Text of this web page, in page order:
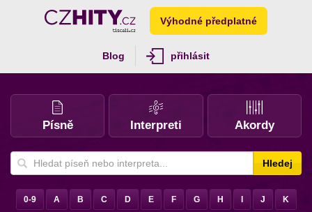
Výhodné předplatné
Blog přihlásit
Písně Interpreti Akordy
Hledej
0-9 A B C D E F G H J K